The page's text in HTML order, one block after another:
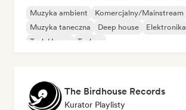
Muzyka ambient
Komercjalny/Mainstream
Muzyka taneczna
Deep house Elektronika
Tech House
Techno
The Birdhouse Records
Kurator Playlisty